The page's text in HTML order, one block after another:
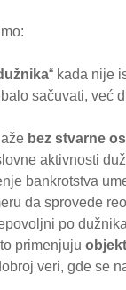
“ kada nije
sačuvati, već
bez stvarne
aktivnosti
bankrotstva
da sprovede
po
primenjuju
veri, gde se